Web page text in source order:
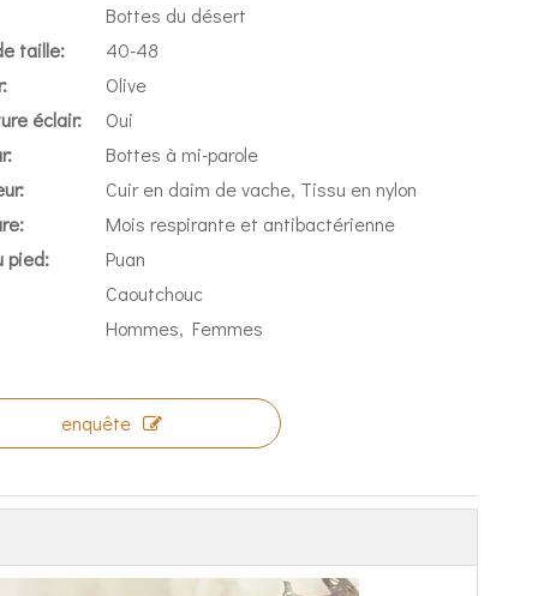
Bottes du désert
taille:
40-48
Olive
éclair:
Oui
Bottes à mi-parole
Cuir en daim de vache, Tissu en nylon
Mois respirante et antibactérienne
pied:
Puan
Caoutchouc
Hommes, Femmes
enquête